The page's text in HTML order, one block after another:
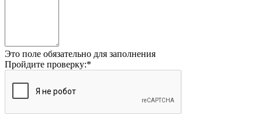
Это поле обязательно для заполнения
Пройдите проверку:*